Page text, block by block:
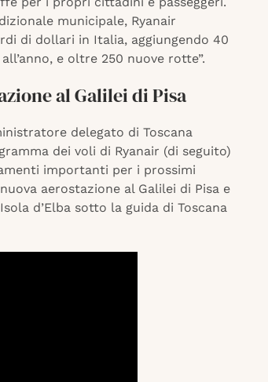
municipale, Ryanair
di dollari in Italia, aggiungendo 40
e oltre 250 nuove rotte”.
al Galilei di Pisa
delegato di Toscana
dei voli di Ryanair (di seguito)
importanti per i prossimi
aerostazione al Galilei di Pisa e
d’Elba sotto la guida di Toscana